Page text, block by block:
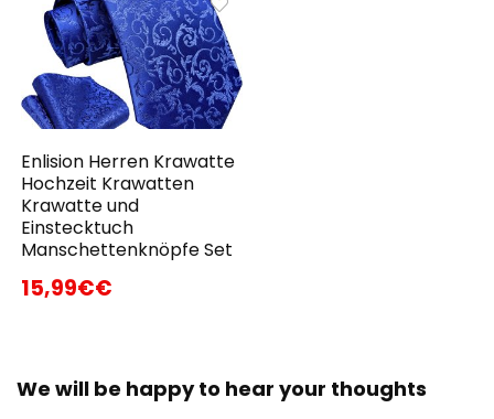
Enlision Herren Krawatte
Hochzeit Krawatten
Krawatte und
Einstecktuch
Manschettenknöpfe Set
15,99€€
We will be happy to hear your thoughts